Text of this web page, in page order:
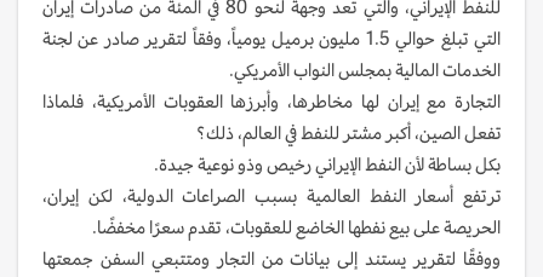
للنفط الإيراني، والتي تعد وجهة لنحو 80 في المئة من صادرات إيران
التي تبلغ حوالي 1.5 مليون برميل يومياً، وفقاً لتقرير صادر عن لجنة
الخدمات المالية بمجلس النواب الأمريكي.
التجارة مع إيران لها مخاطرها، وأبرزها العقوبات الأمريكية، فلماذا
تفعل الصين، أكبر مشتر للنفط في العالم، ذلك؟
بكل بساطة لأن النفط الإيراني رخيص وذو نوعية جيدة.
ترتفع أسعار النفط العالمية بسبب الصراعات الدولية، لكن إيران،
الحريصة على بيع نفطها الخاضع للعقوبات، تقدم سعرًا مخفضًا.
ووفقًا لتقرير يستند إلى بيانات من التجار ومتتبعي السفن جمعتها